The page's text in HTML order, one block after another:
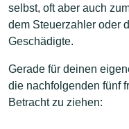
selbst, oft aber auch
dem Steuerzahler oder
Geschädigte.
Gerade für deinen
die nachfolgenden fünf
Betracht zu ziehen: